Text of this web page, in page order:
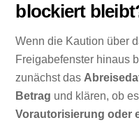
blockiert
Wenn die Kaution über
Freigabefenster hinaus
zunächst das
Betrag und klären, ob
Vorautorisierung oder